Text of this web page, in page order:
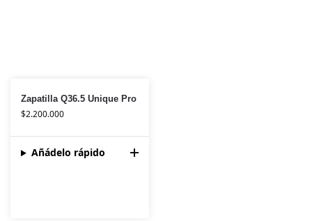
Zapatilla Q36.5 Unique Pro
$2.200.000
Añádelo rápido